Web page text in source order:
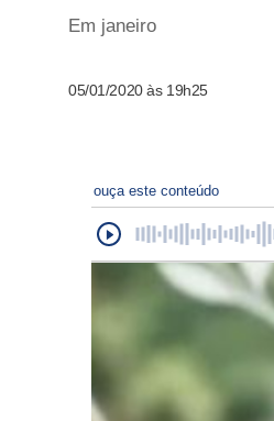
Em janeiro
05/01/2020 às 19h25
ouça este conteúdo